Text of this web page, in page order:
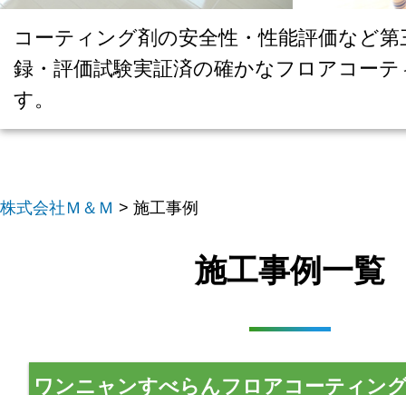
コーティング剤の安全性・性能評価など
録・評価試験実証済の確かなフロアコー
す。
株式会社Ｍ＆Ｍ > 施工事例
施工事例一覧
ワンニャンすべらんフロアコーティン